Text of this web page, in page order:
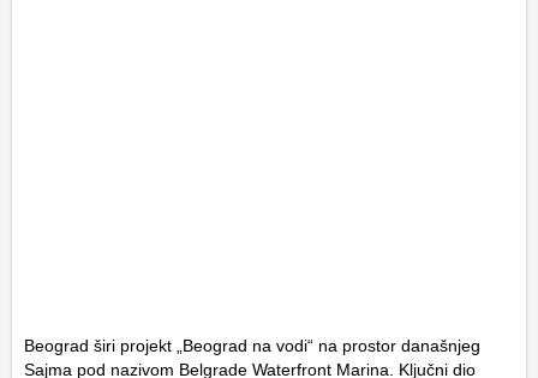
Beograd širi projekt „Beograd na vodi“ na prostor današnjeg
Sajma pod nazivom Belgrade Waterfront Marina. Ključni dio